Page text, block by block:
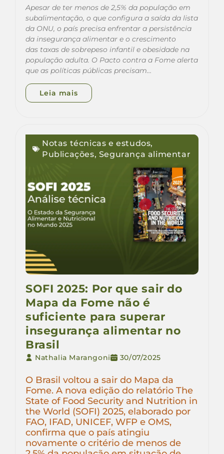
Apesar de ter menos de 2,5% da população em
subalimentação, o que configura a saída da lista
da ONU, o país precisa enfrentar a persistência
da insegurança alimentar e o crescimento
das taxas de sobrepeso infantil e obesidade na
população adulta. O Pacto contra a Fome alerta
que as políticas públicas precisam…
Leia mais
Notas técnicas e estudos,
Publicações, Segurança alimentar
SOFI 2025: Por que sair do
Mapa da Fome não é
suficiente para superar
insegurança alimentar no
Brasil
Nathalia Marangoni 30/07/2025
O Brasil voltou a sair do Mapa da
Fome. A nova edição do relatório The
State of Food Security and Nutrition in
the World (SOFI) 2025, elaborado por
FAO, IFAD, UNICEF, WFP e OMS,
confirma que o país atingiu
novamente o critério de menos de